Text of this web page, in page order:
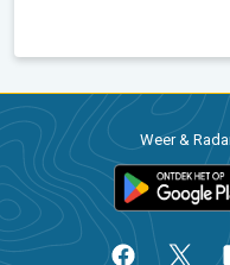
Weer &